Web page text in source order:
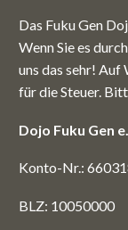
Das Fuku Gen
Wenn Sie es
uns das sehr! Auf
für die Steuer.
Dojo Fuku Gen
Konto-Nr.:
BLZ: 10050000